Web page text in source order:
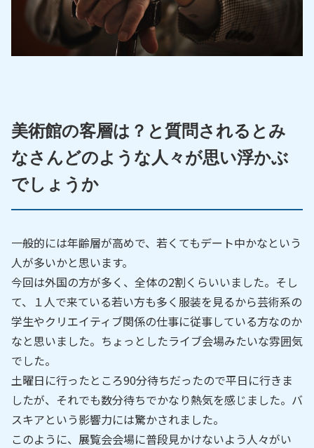
美術館の客層は？と質問されるとみ
なさんどのような人々が思い浮かぶ
でしょうか
一般的には年齢層が高めで、若くてもデート中かなという
人が多いかと思います。
今回は外国の方が多く、全体の2割くらいいました。そし
て、１人で来ている若い方も多く服装を見るから芸術系の
学生やクリエイティブ関係の仕事に従事している方なのか
なと思いました。ちょっとしたライブ会場みたいな雰囲気
でした。
土曜日に行ったところ90分待ちだったので平日に行きま
したが、それでも数分待ちでかなり熱気を感じました。バ
スキアという影響力には驚かされました。
このように、展覧会会場に普段見かけないよう人々がい